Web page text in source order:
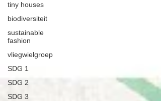
tiny houses
biodiversiteit
sustainable
fashion
vliegwielgroep
SDG 1
SDG 2
SDG 3